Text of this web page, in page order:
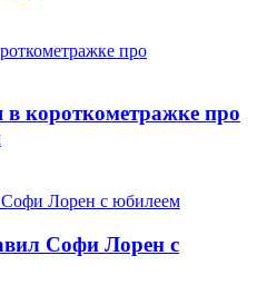
короткометражке про
Софи Лорен с